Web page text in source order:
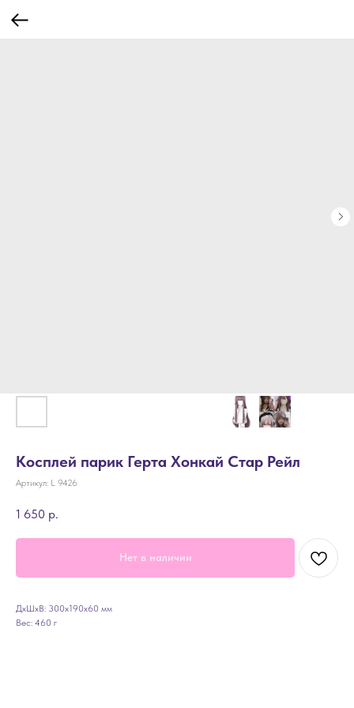
Косплей парик Герта Хонкай Стар Рейл
Артикул: L 9426
1 650 р.
Нет в наличии
ДxШxВ: 300x190x60 мм
Вес: 460 г